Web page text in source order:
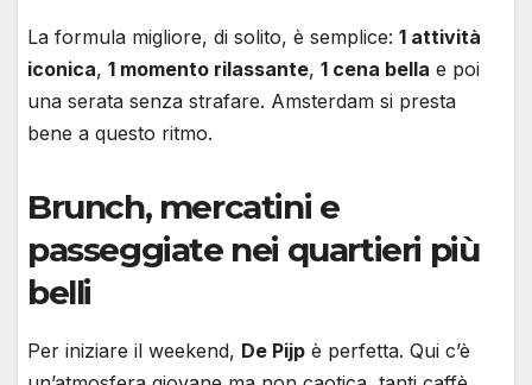
La formula migliore, di solito, è semplice: 1 attività
iconica, 1 momento rilassante, 1 cena bella e poi
una serata senza strafare. Amsterdam si presta
bene a questo ritmo.
Brunch, mercatini e
passeggiate nei quartieri più
belli
Per iniziare il weekend, De Pijp è perfetta. Qui c’è